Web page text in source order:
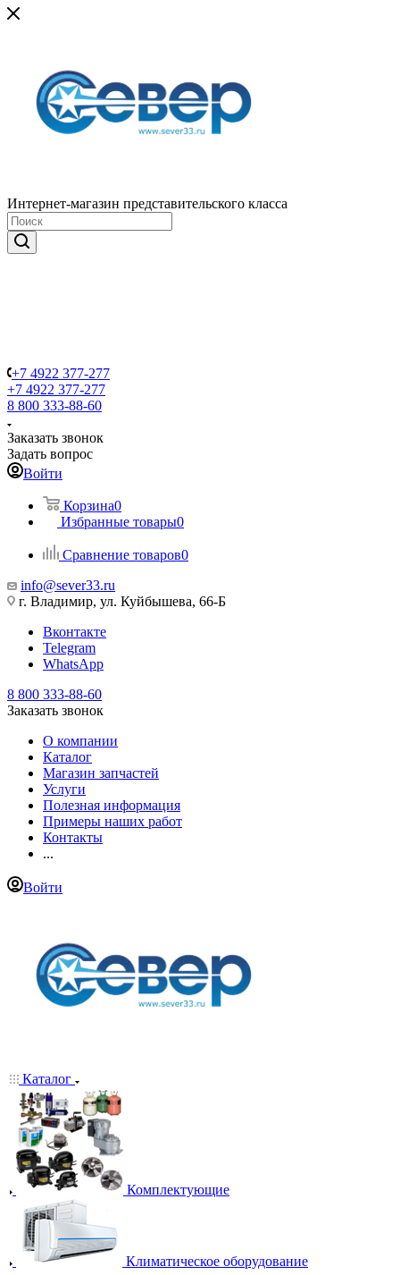
Интернет-магазин представительского класса
+7 4922 377-277
+7 4922 377-277
8 800 333-88-60
Заказать звонок
Задать вопрос
Войти
Корзина0
Избранные товары0
Сравнение товаров0
info@sever33.ru
г. Владимир, ул. Куйбышева, 66-Б
Вконтакте
Telegram
WhatsApp
8 800 333-88-60
Заказать звонок
О компании
Каталог
Магазин запчастей
Услуги
Полезная информация
Примеры наших работ
Контакты
...
Войти
Каталог
Комплектующие
Климатическое оборудование